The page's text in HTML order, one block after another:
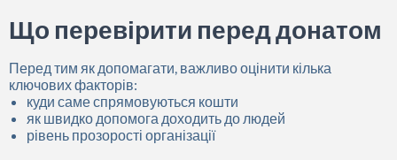
Що перевірити перед донатом
Перед тим як допомагати, важливо оцінити кілька
ключових факторів:
куди саме спрямовуються кошти
як швидко допомога доходить до людей
рівень прозорості організації